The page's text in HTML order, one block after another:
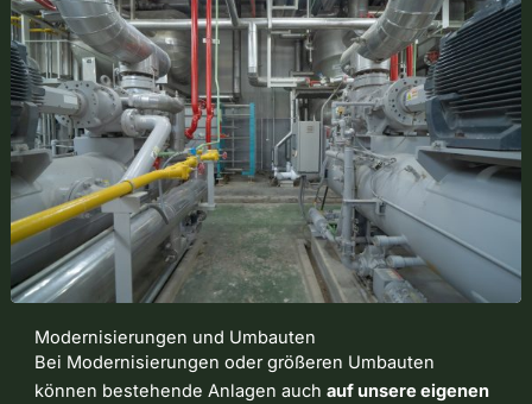
Modernisierungen und Umbauten
Bei Modernisierungen oder größeren Umbauten
können bestehende Anlagen auch auf unsere eigenen